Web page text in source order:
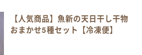
【人気商品】魚新の天日干し干物
おまかせ5種セット【冷凍便】